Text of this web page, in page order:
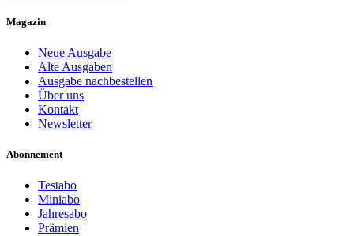
Magazin
Neue Ausgabe
Alte Ausgaben
Ausgabe nachbestellen
Über uns
Kontakt
Newsletter
Abonnement
Testabo
Miniabo
Jahresabo
Prämien